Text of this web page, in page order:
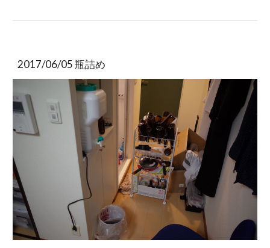
2017/06/05 瓶詰め